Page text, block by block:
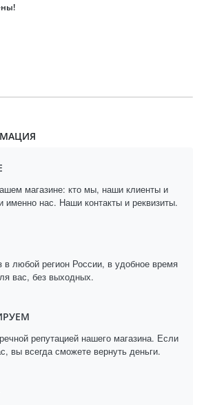
магазине: кто мы, наши клиенты и
именно нас. Наши контакты и реквизиты.
в любой регион России, в удобное время
вас, без выходных.
репутацией нашего магазина. Если
вы всегда сможете вернуть деньги.